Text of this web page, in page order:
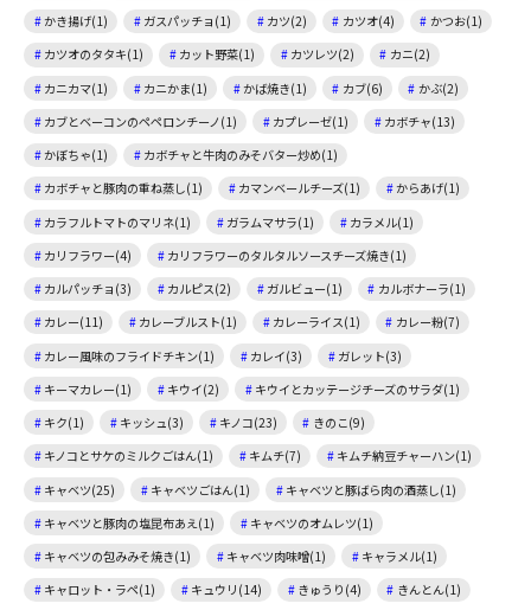
かき揚げ(1)
ガスパッチョ(1) カツ(2) カツオ(4)
かつお(1)
カツオのタタキ(1)
カット野菜(1) カツレツ(2)
カニ(2)
カニカマ(1)
カニかま(1) かば焼き(1) カブ(6)
かぶ(2)
カブとベーコンのペペロンチーノ(1)
カプレーゼ(1)
カボチャ(13)
かぼちゃ(1)
カボチャと牛肉のみそバター炒め(1)
カボチャと豚肉の重ね蒸し(1)
カマンベールチーズ(1)
からあげ(1)
カラフルトマトのマリネ(1)
ガラムマサラ(1)
カラメル(1)
カリフラワー(4)
カリフラワーのタルタルソースチーズ焼き(1)
カルパッチョ(3)
カルピス(2) ガルビュー(1)
カルボナーラ(1)
カレー(11)
カレーブルスト(1) カレーライス(1)
カレー粉(7)
カレー風味のフライドチキン(1)
カレイ(3)
ガレット(3)
キーマカレー(1)
キウイ(2)
キウイとカッテージチーズのサラダ(1)
キク(1)
キッシュ(3) キノコ(23)
きのこ(9)
キノコとサケのミルクごはん(1)
キムチ(7)
キムチ納豆チャーハン(1)
キャベツ(25)
キャベツごはん(1)
キャベツと豚ばら肉の酒蒸し(1)
キャベツと豚肉の塩昆布あえ(1)
キャベツのオムレツ(1)
キャベツの包みみそ焼き(1)
キャベツ肉味噌(1)
キャラメル(1)
キャロット・ラペ(1)
キュウリ(14) きゅうり(4)
きんとん(1)